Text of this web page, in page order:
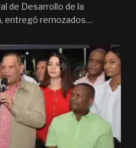
de Desarrollo de la
entregó remozados…